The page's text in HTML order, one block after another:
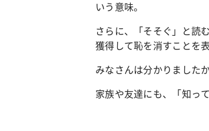
いう意味。
さらに、「そそぐ」と読
獲得して恥を消すことを
みなさんは分かりました
家族や友達にも、「知っ